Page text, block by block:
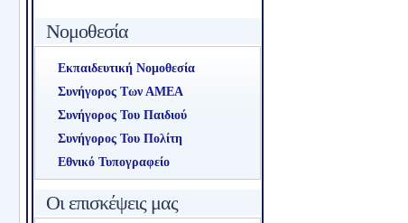
Νομοθεσία
Εκπαιδευτική Νομοθεσία
Συνήγορος Των ΑΜΕΑ
Συνήγορος Του Παιδιού
Συνήγορος Του Πολίτη
Εθνικό Τυπογραφείο
Οι επισκέψεις μας